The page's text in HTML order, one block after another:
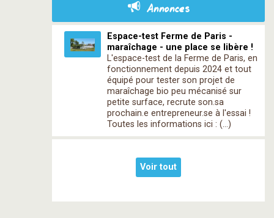
Annonces
Espace-test Ferme de Paris -
maraîchage - une place se libère !
L'espace-test de la Ferme de Paris, en
fonctionnement depuis 2024 et tout
équipé pour tester son projet de
maraîchage bio peu mécanisé sur
petite surface, recrute son.sa
prochain.e entrepreneur.se à l'essai !
Toutes les informations ici : (…)
Voir tout